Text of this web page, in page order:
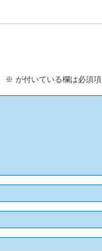
※ が付いている欄は必須